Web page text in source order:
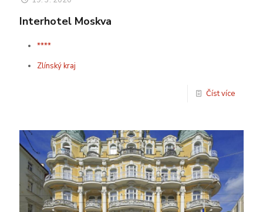
Interhotel Moskva
****
Zlínský kraj
Číst více